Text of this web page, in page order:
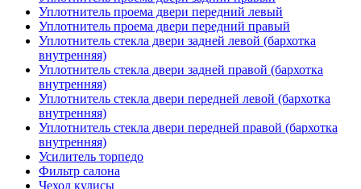
Уплотнитель проема двери передний левый
Уплотнитель проема двери передний правый
Уплотнитель стекла двери задней левой (бархотка
внутренняя)
Уплотнитель стекла двери задней правой (бархотка
внутренняя)
Уплотнитель стекла двери передней левой (бархотка
внутренняя)
Уплотнитель стекла двери передней правой (бархотка
внутренняя)
Усилитель торпедо
Фильтр салона
Чехол кулисы